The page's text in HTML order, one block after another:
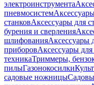
электроинструмента
пневмосистем
станковАксессуары для
бурения и сверления
шлифованияАксессуары
приборовАксессуары для
техникаТриммеры,
пилыГазонокосилки
садовые ножницы